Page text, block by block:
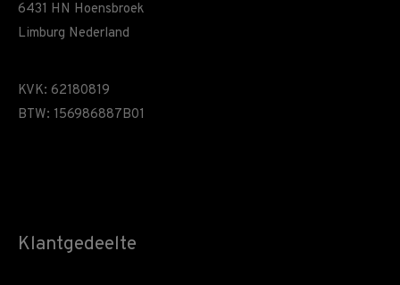
6431 HN Hoensbroek
Limburg Nederland
KVK: 62180819
BTW: 156986887B01
Klantgedeelte